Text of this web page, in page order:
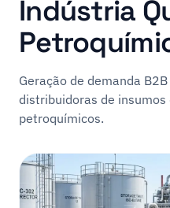
Indústria
Geração de demanda
distribuidoras de
petroquímicos.